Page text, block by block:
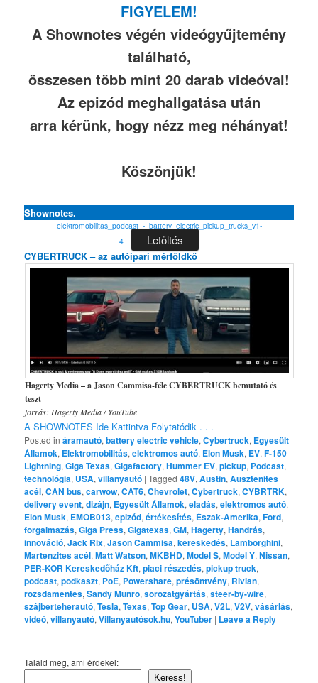
FIGYELEM!
A Shownotes végén videógyűjtemény
található,
összesen több mint 20 darab videóval!
Az epizód meghallgatása után
arra kérünk, hogy nézz meg néhányat!
Köszönjük!
Shownotes.
elektromobilitas_podcast_-_battery_electric_pickup_trucks_v1-
4
Letöltés
CYBERTRUCK – az autóipari mérföldkő
Hagerty Media – a Jason Cammisa-féle CYBERTRUCK bemutató és
teszt
forrás: Hagerty Media / YouTube
A SHOWNOTES Ide Kattintva Folytatódik . . .
Posted in áramautó,battery electric vehicle,Cybertruck, Egyesült
Államok, Elektromobilitás,elektromos autó, Elon Musk, EV,F-150
Lightning,Giga Texas,Gigafactory,Hummer EV,pickup, Podcast,
technológia, USA,villanyautó |Tagged 48V,Austin,Ausztenites
acél,CAN bus,carwow,CAT6,Chevrolet,Cybertruck,CYBRTRK,
delivery event,dizájn, Egyesült Államok,eladás,elektromos autó,
Elon Musk, EMOB013,epizód,értékesítés, Észak-Amerika,Ford,
forgalmazás,Giga Press,Gigatexas,GM,Hagerty,Handrás,
innováció,Jack Rix,Jason Cammisa,kereskedés, Lamborghini,
Martenzites acél,Matt Watson,MKBHD,Model S,Model Y,Nissan,
PER-KOR Kereskedőház Kft,piaci részedés,pickup truck,
podcast,podkaszt, PoE, Powershare,présöntvény, Rivian,
rozsdamentes,Sandy Munro,sorozatgyártás,steer-by-wire,
szájberteherautó,Tesla,Texas,Top Gear, USA,V2L,V2V,vásárlás,
videó,villanyautó,Villanyautósok.hu,YouTuber | Leave a Reply
Találd meg, ami érdekel:
Keress!